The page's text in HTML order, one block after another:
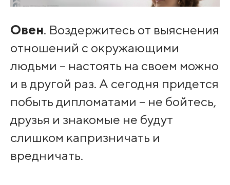
Овен. Воздержитесь от выяснения
отношений с окружающими
людьми – настоять на своем можно
и в другой раз. А сегодня придется
побыть дипломатами – не бойтесь,
друзья и знакомые не будут
слишком капризничать и
вредничать.